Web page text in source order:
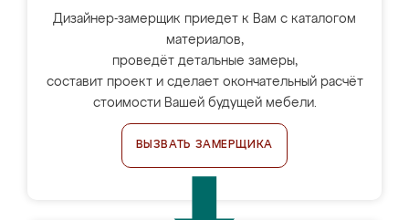
Дизайнер-замерщик приедет к Вам с каталогом
материалов,
проведёт детальные замеры,
составит проект и сделает окончательный расчёт
стоимости Вашей будущей мебели.
ВЫЗВАТЬ ЗАМЕРЩИКА